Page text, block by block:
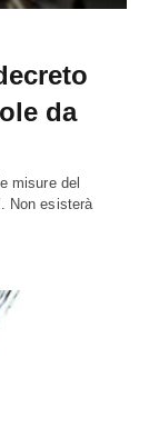
da
misure del
Non esisterà